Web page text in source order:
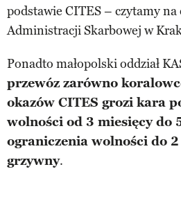
podstawie CITES – czytamy
Administracji Skarbowej w
Ponadto małopolski oddział
przewóz zarówno
okazów CITES grozi kara
wolności od 3 miesięcy do
ograniczenia wolności do
grzywny.